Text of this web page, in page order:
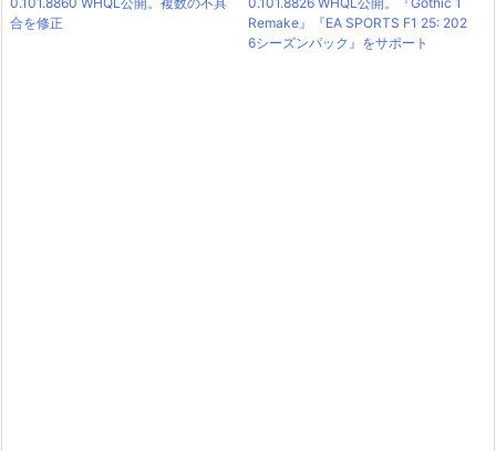
合を修正
Remake』『EA SPORTS F1 25: 202
6シーズンパック』をサポート